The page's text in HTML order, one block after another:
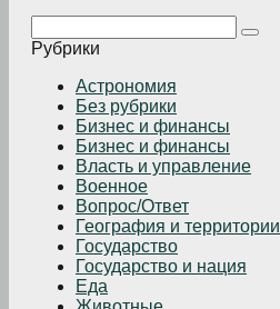
Рубрики
Астрономия
Без рубрики
Бизнеc и финансы
Бизнес и финансы
Власть и управление
Военное
Вопрос/Ответ
География и территории
Государство
Государство и нация
Еда